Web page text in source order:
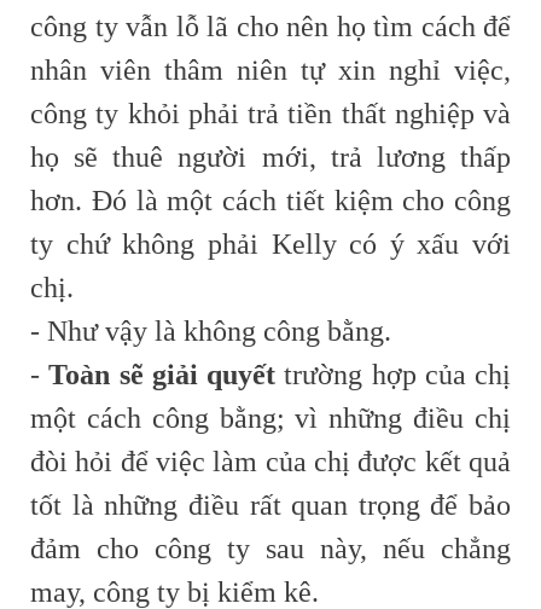
công ty vẫn lỗ lã cho nên họ tìm cách để
nhân viên thâm niên tự xin nghỉ việc,
công ty khỏi phải trả tiền thất nghiệp và
họ sẽ thuê người mới, trả lương thấp
hơn. Đó là một cách tiết kiệm cho công
ty chứ không phải Kelly có ý xấu với
chị.
- Như vậy là không công bằng.
-Toàn sẽ giải quyết trường hợp của chị
một cách công bằng; vì những điều chị
đòi hỏi để việc làm của chị được kết quả
tốt là những điều rất quan trọng để bảo
đảm cho công ty sau này, nếu chẳng
may, công ty bị kiểm kê.